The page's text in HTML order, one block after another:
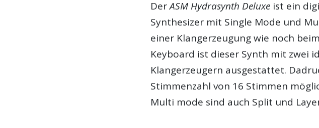
DerASM Hydrasynth Deluxe ist ein
Synthesizer mit Single Mode und
einer Klangerzeugung wie noch
Keyboard ist dieser Synth mit zwei
Klangerzeugern ausgestattet.
Stimmenzahl von 16 Stimmen
Multi mode sind auch Split und